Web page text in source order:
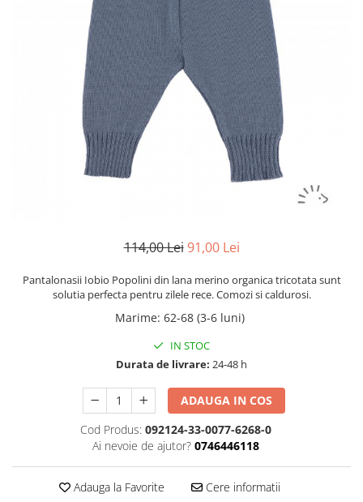
Fulare si esarfe
Saci de dormit bebe
Perii de par bebe
114,00 Lei 91,00 Lei
Pantalonasii Iobio Popolini din lana merino organica tricotata sunt
solutia perfecta pentru zilele rece. Comozi si caldurosi.
Marime: 62-68 (3-6 luni)
IN STOC
Durata de livrare: 24-48 h
ADAUGA IN COS
Cod Produs: 092124-33-0077-6268-0
Ai nevoie de ajutor? 0746446118
Adauga la Favorite Cere informatii